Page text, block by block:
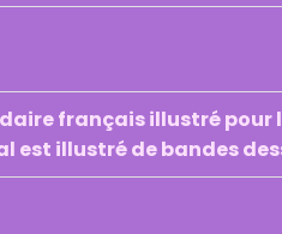
français illustré
est illustré de bandes